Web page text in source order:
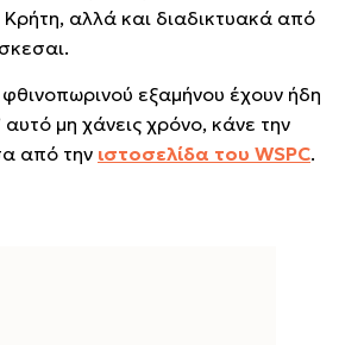
αλλά και διαδικτυακά από
εξαμήνου έχουν ήδη
αυτό μη χάνεις χρόνο, κάνε την
από την ιστοσελίδα του WSPC.